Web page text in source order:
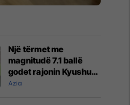
Një tërmet me
magnitudë 7.1 ballë
godet rajonin Kyushu
të Japonisë
Azia